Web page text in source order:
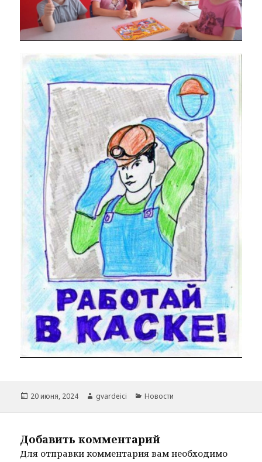
Опубликовано
20 июня, 2024 Автор
gvardeici Рубрики
Новости
Добавить комментарий
Для отправки комментария вам необходимо